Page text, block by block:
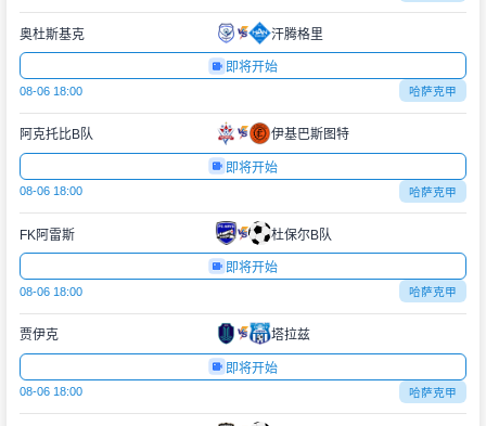
奥杜斯基克 汗腾格里
即将开始
08-06 18:00 哈萨克甲
阿克托比B队 伊基巴斯图特
即将开始
08-06 18:00 哈萨克甲
FK阿雷斯 杜保尔B队
即将开始
08-06 18:00 哈萨克甲
贾伊克 塔拉兹
即将开始
08-06 18:00 哈萨克甲